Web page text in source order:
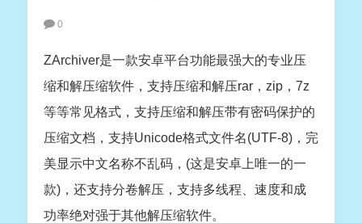
0
ZArchiver是一款安卓平台功能最强大的专业压
缩和解压缩软件，支持压缩和解压rar，zip，7z
等等常见格式，支持压缩和解压带有密码保护的
压缩文档，支持Unicode格式文件名(UTF-8)，完
美显示中文名称不乱码，(这是安卓上唯一的一
款)，还支持分卷解压，支持多线程、速度和成
功率绝对强于其他解压缩软件。